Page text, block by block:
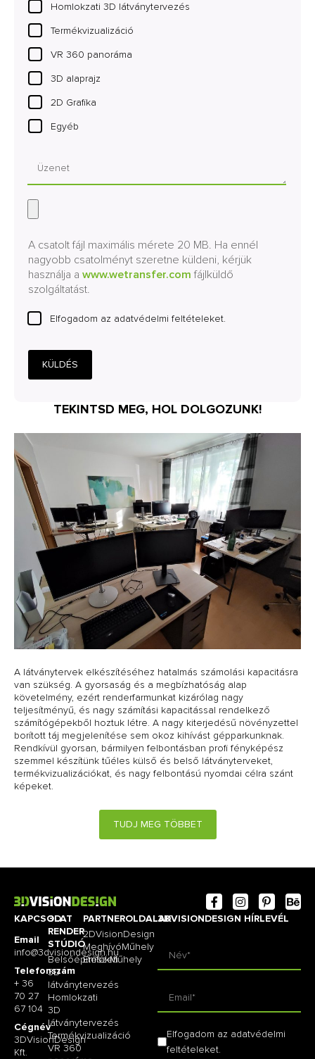
Homlokzati 3D látványtervezés
Termékvizualizáció
VR 360 panoráma
3D alaprajz
2D Grafika
Egyéb
A csatolt fájl maximális mérete 20 MB. Ha ennél
nagyobb csatolményt szeretne küldeni, kérjük
használja a www.wetransfer.com fájlküldő
szolgáltatást.
Elfogadom az adatvédelmi feltételeket.
KÜLDÉS
TEKINTSD MEG, HOL DOLGOZUNK!
A látványtervek elkészítéséhez hatalmás számolási kapacitásra
van szükség. A gyorsaság és a megbízhatóság alap
követelmény, ezért renderfarmunkat kizárólag nagy
teljesítményű, és nagy számítási kapacitással rendelkező
számítógépekből hoztuk létre. A nagy kiterjedésű növényzettel
borított táj megjelenítése sem okoz kihívást gépparkunknak.
Rendkívül gyorsan, bármilyen felbontásban profi fényképész
szemmel készítünk tűéles külső és belső látványterveket,
termékvizualizációkat, és nagy felbontású nyomdai célra szánt
képeket.
TUDJ MEG TÖBBET
KAPCSOLAT
Email
info@3dvisiondesign.hu
Telefonszám
+ 36
70 27
67 104
Cégnév
3DVisionDesign
Kft.
3D
RENDER
STÚDIÓ
Belsőépítészeti
3D
látványtervezés
Homlokzati
3D
látványtervezés
Termékvizualizáció
VR 360
PARTNEROLDALAK
2DVisionDesign
MeghívóMűhely
EmlékMűhely
3DVISIONDESIGN HÍRLEVÉL
Elfogadom az adatvédelmi
feltételeket.